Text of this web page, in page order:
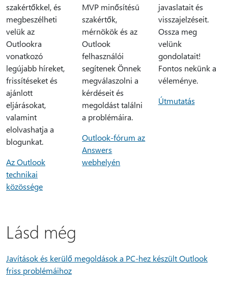
szakértőkkel, és
megbeszélheti
velük az
Outlookra
vonatkozó
legújabb híreket,
frissítéseket és
ajánlott
eljárásokat,
valamint
elolvashatja a
blogunkat.
Az Outlook
technikai
közössége
MVP minősítésű
szakértők,
mérnökök és az
Outlook
felhasználói
segítenek Önnek
megválaszolni a
kérdéseit és
megoldást találni
a problémáira.
Outlook-fórum az
Answers
webhelyén
javaslatait és
visszajelzéseit.
Ossza meg
velünk
gondolatait!
Fontos nekünk a
véleménye.
Útmutatás
Lásd még
Javítások és kerülő megoldások a PC-hez készült Outlook
friss problémáihoz